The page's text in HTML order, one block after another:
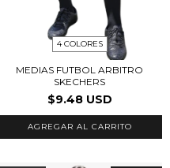
4 COLORES
MEDIAS FUTBOL ARBITRO
SKECHERS
$9.48 USD
AGREGAR AL CARRITO